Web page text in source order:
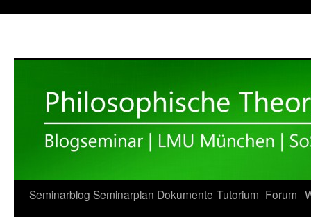
Zum
Seminarblog Seminarplan Dokumente Tutorium Forum